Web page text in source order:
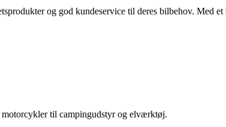
og god kundeservice til deres bilbehov. Med
til campingudstyr og elværktøj.